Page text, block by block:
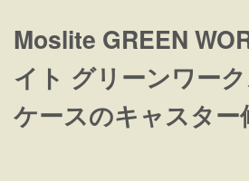
Moslite GREEN
イト グリーンワー
ケースのキャスター